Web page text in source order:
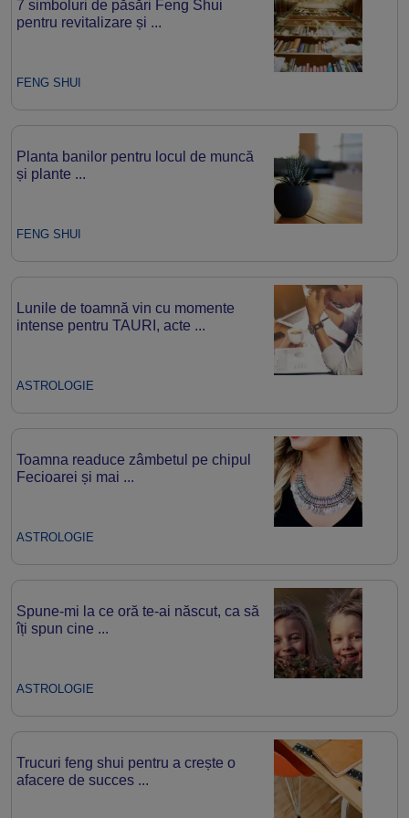
7 simboluri de păsări Feng Shui
pentru revitalizare și ...
FENG SHUI
Planta banilor pentru locul de muncă
și plante ...
FENG SHUI
Lunile de toamnă vin cu momente
intense pentru TAURI, acte ...
ASTROLOGIE
Toamna readuce zâmbetul pe chipul
Fecioarei și mai ...
ASTROLOGIE
Spune-mi la ce oră te-ai născut, ca să
îți spun cine ...
ASTROLOGIE
Trucuri feng shui pentru a crește o
afacere de succes ...